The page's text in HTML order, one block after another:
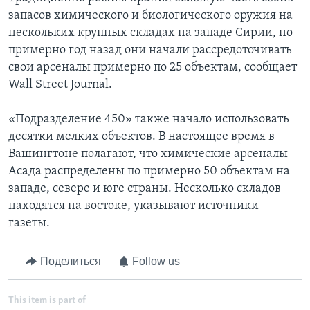
запасов химического и биологического оружия на
нескольких крупных складах на западе Сирии, но
примерно год назад они начали рассредоточивать
свои арсеналы примерно по 25 объектам, сообщает
Wall Street Journal.
«Подразделение 450» также начало использовать
десятки мелких объектов. В настоящее время в
Вашингтоне полагают, что химические арсеналы
Асада распределены по примерно 50 объектам на
западе, севере и юге страны. Несколько складов
находятся на востоке, указывают источники
газеты.
Поделиться Follow us
This item is part of